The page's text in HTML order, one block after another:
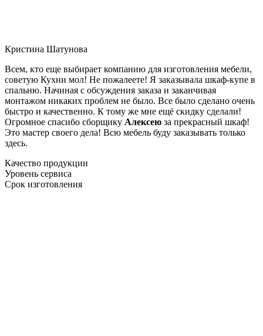
Кристина Шатунова
Всем, кто еще выбирает компанию для изготовления мебели,
советую Кухни мол! Не пожалеете! Я заказывала шкаф-купе в
спальню. Начиная с обсуждения заказа и заканчивая
монтажом никаких проблем не было. Все было сделано очень
быстро и качественно. К тому же мне ещё скидку сделали!
Огромное спасибо сборщику Алексею за прекрасный шкаф!
Это мастер своего дела! Всю мебель буду заказывать только
здесь.
Качество продукции
Уровень сервиса
Срок изготовления